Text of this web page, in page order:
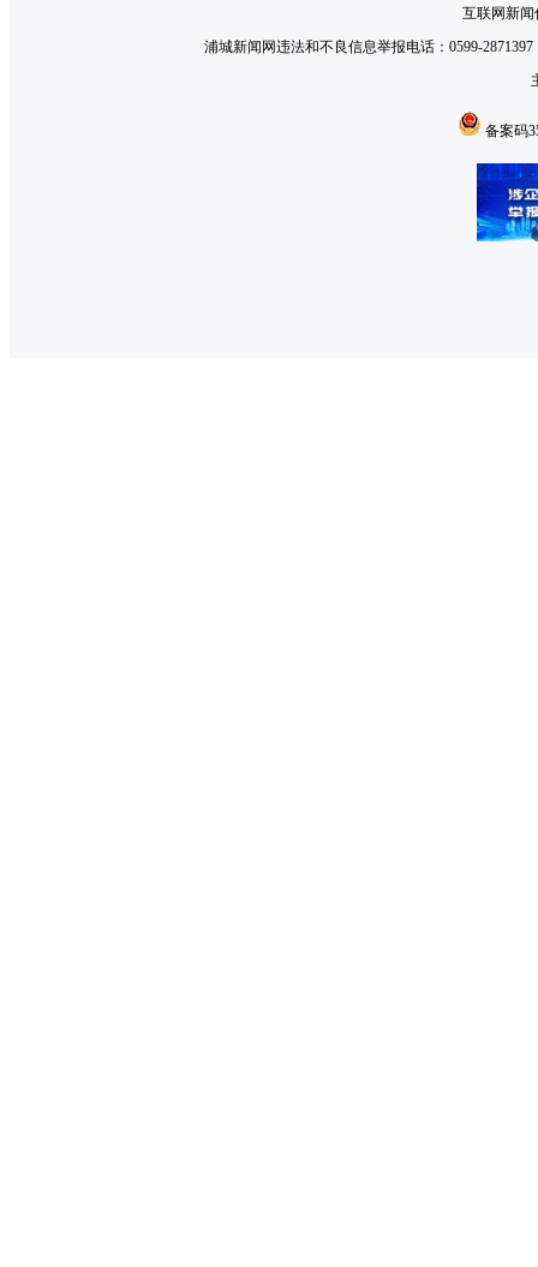
互联网新闻
浦城新闻网违法和不良信息举报电话：0599-
备案码